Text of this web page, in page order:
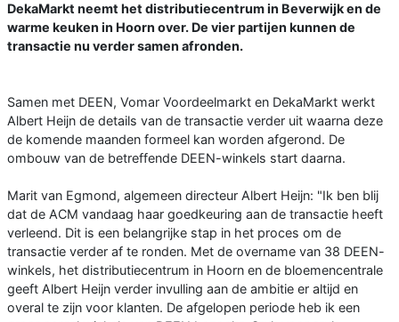
DekaMarkt neemt het distributiecentrum in Beverwijk en de
warme keuken in Hoorn over. De vier partijen kunnen de
transactie nu verder samen afronden.
Samen met DEEN, Vomar Voordeelmarkt en DekaMarkt werkt
Albert Heijn de details van de transactie verder uit waarna deze
de komende maanden formeel kan worden afgerond. De
ombouw van de betreffende DEEN-winkels start daarna.
Marit van Egmond, algemeen directeur Albert Heijn: "Ik ben blij
dat de ACM vandaag haar goedkeuring aan de transactie heeft
verleend. Dit is een belangrijke stap in het proces om de
transactie verder af te ronden. Met de overname van 38 DEEN-
winkels, het distributiecentrum in Hoorn en de bloemencentrale
geeft Albert Heijn verder invulling aan de ambitie er altijd en
overal te zijn voor klanten. De afgelopen periode heb ik een